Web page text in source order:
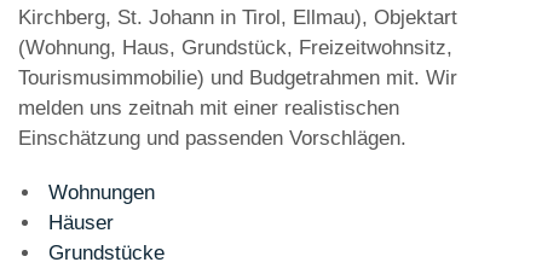
Kirchberg, St. Johann in Tirol, Ellmau), Objektart
(Wohnung, Haus, Grundstück, Freizeitwohnsitz,
Tourismusimmobilie) und Budgetrahmen mit. Wir
melden uns zeitnah mit einer realistischen
Einschätzung und passenden Vorschlägen.
Wohnungen
Häuser
Grundstücke